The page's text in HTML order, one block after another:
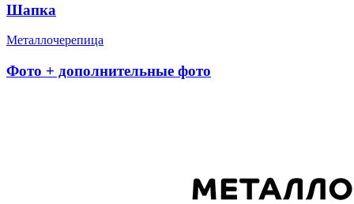
Шапка
Металлочерепица
Фото + дополнительные фото